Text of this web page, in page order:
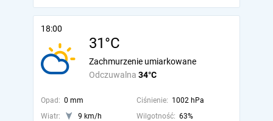
18:00
31°C
Odczuwalna 34°C
Zachmurzenie umiarkowane
Opad: 0 mm Ciśnienie: 1002 hPa
Wiatr:
9 km/h Wilgotność: 63%